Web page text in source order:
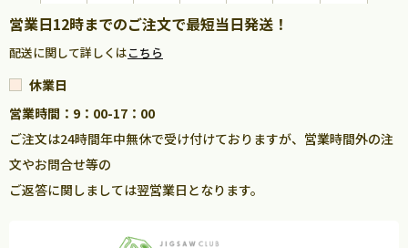
営業日12時までのご注文で最短当日発送！
配送に関して詳しくはこちら
休業日
営業時間：9：00-17：00
ご注文は24時間年中無休で受け付けておりますが、営業時間外の注
文やお問合せ等の
ご返答に関しましては翌営業日となります。